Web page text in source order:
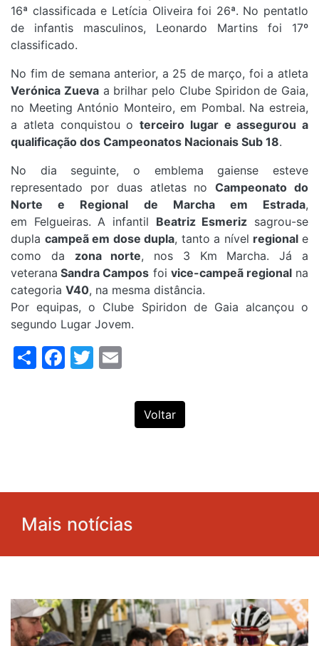
16ª classificada e Letícia Oliveira foi 26ª. No pentatlo
de infantis masculinos, Leonardo Martins foi 17º
classificado.
No fim de semana anterior, a 25 de março, foi a atleta
Verónica Zuevaa brilhar pelo Clube Spiridon de Gaia,
no Meeting António Monteiro, em Pombal. Na estreia,
a atleta conquistou o terceiro lugar e assegurou a
qualificação dos Campeonatos Nacionais Sub 18.
No dia seguinte, o emblema gaiense esteve
representado por duas atletas noCampeonato do
Norte e Regional de Marcha em Estrada,
em Felgueiras.A infantil Beatriz Esmeriz sagrou-se
dupla campeã em dose dupla, tanto a nível regionale
como da zona norte, nos 3 Km Marcha. Já a
veterana Sandra Campos foi vice-campeã regionalna
categoria V40, na mesma distância.
Por equipas, o Clube Spiridon de Gaia alcançou o
segundo Lugar Jovem.
ShareFacebook
Twitter
Voltar
Mais notícias